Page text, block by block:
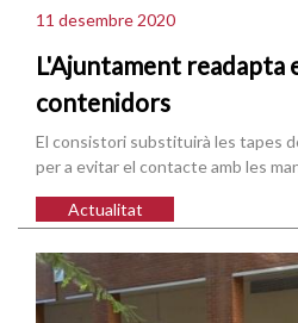
11 desembre 2020
L'Ajuntament readapta
contenidors
El consistori substituirà les tapes
per a evitar el contacte amb les
Actualitat